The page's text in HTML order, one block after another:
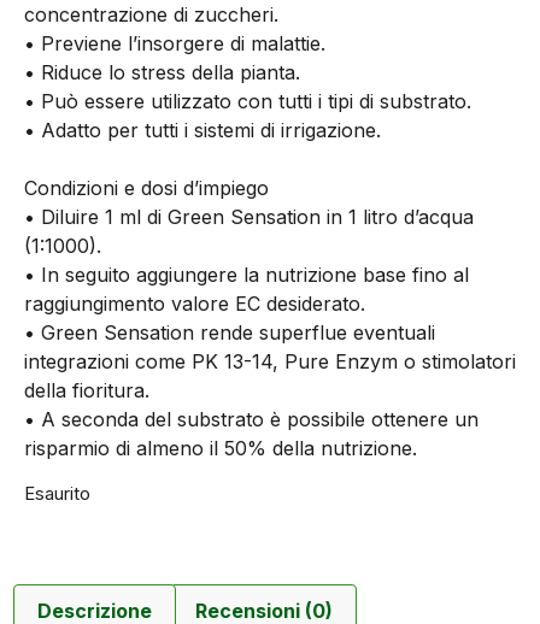
concentrazione di zuccheri.
• Previene l’insorgere di malattie.
• Riduce lo stress della pianta.
• Può essere utilizzato con tutti i tipi di substrato.
• Adatto per tutti i sistemi di irrigazione.
Condizioni e dosi d’impiego
• Diluire 1 ml di Green Sensation in 1 litro d’acqua
(1:1000).
• In seguito aggiungere la nutrizione base fino al
raggiungimento valore EC desiderato.
• Green Sensation rende superflue eventuali
integrazioni come PK 13-14, Pure Enzym o stimolatori
della fioritura.
• A seconda del substrato è possibile ottenere un
risparmio di almeno il 50% della nutrizione.
Esaurito
Descrizione Recensioni (0)